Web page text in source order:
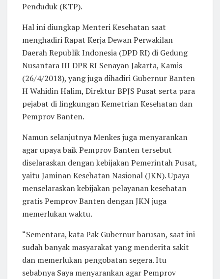
Penduduk (KTP).
Hal ini diungkap Menteri Kesehatan saat
menghadiri Rapat Kerja Dewan Perwakilan
Daerah Republik Indonesia (DPD RI) di Gedung
Nusantara III DPR RI Senayan Jakarta, Kamis
(26/4/2018), yang juga dihadiri Gubernur Banten
H Wahidin Halim, Direktur BPJS Pusat serta para
pejabat di lingkungan Kemetrian Kesehatan dan
Pemprov Banten.
Namun selanjutnya Menkes juga menyarankan
agar upaya baik Pemprov Banten tersebut
diselaraskan dengan kebijakan Pemerintah Pusat,
yaitu Jaminan Kesehatan Nasional (JKN). Upaya
menselaraskan kebijakan pelayanan kesehatan
gratis Pemprov Banten dengan JKN juga
memerlukan waktu.
“Sementara, kata Pak Gubernur barusan, saat ini
sudah banyak masyarakat yang menderita sakit
dan memerlukan pengobatan segera. Itu
sebabnya Saya menyarankan agar Pemprov